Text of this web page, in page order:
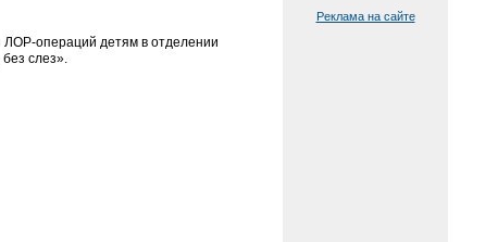
ЛОР-операций детям в отделении
слез».
Реклама на сайте